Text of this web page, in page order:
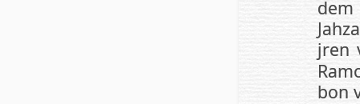
dem
jren
bon